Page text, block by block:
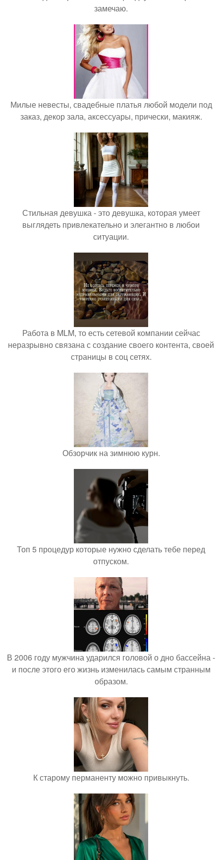
замечаю.
Милые невесты, свадебные платья любой модели под
заказ, декор зала, аксессуары, прически, макияж.
Стильная девушка - это девушка, которая умеет
выглядеть привлекательно и элегантно в любои
ситуации.
Работа в MLM, то есть сетевой компании сейчас
неразрывно связана с создание своего контента, своей
страницы в соц сетях.
Обзорчик на зимнюю курн.
Топ 5 процедур которые нужно сделать тебе перед
отпуском.
В 2006 году мужчина ударился головой о дно бассейна -
и после этого его жизнь изменилась самым странным
образом.
К старому перманенту можно привыкнуть.